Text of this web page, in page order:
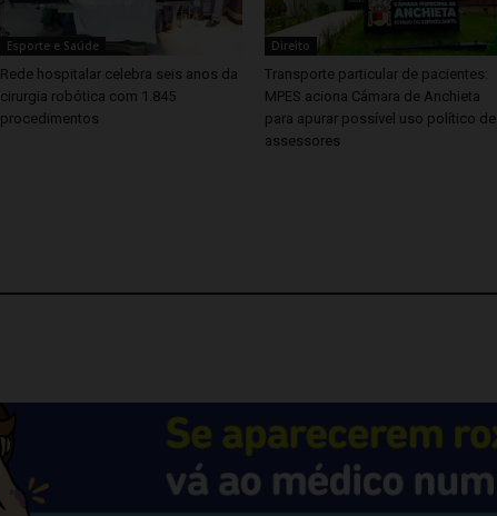
Esporte e Saúde
Rede hospitalar celebra seis anos da
cirurgia robótica com 1.845
procedimentos
Direito
Transporte particular de pacientes:
MPES aciona Câmara de Anchieta
para apurar possível uso político de
assessores